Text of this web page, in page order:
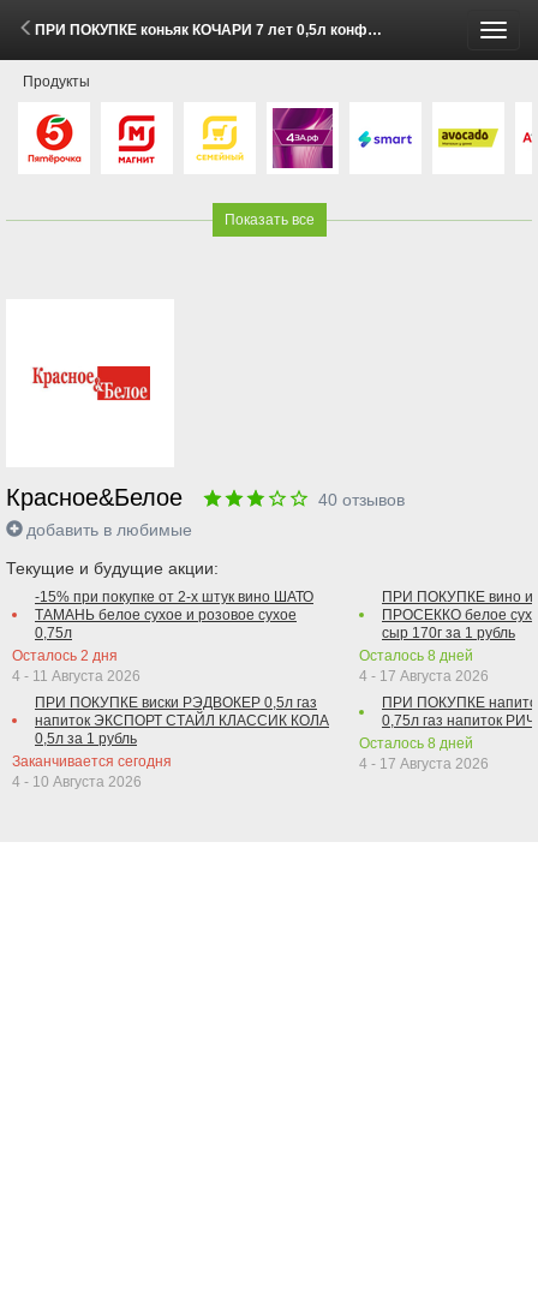
ПРИ ПОКУПКЕ коньяк КОЧАРИ 7 лет 0,5л конфеты АДЕЛЬ с миндалем 150г за 1 рубль (5 - 11 Мая 2026)
Продукты
Показать все
Красное&Белое 40 отзывов
добавить в любимые
Текущие и будущие акции:
-15% при покупке от 2-х штук вино ШАТО
ТАМАНЬ белое сухое и розовое сухое
0,75л
Осталось 2 дня
4 - 11 Августа 2026
ПРИ ПОКУПКЕ виски РЭДВОКЕР 0,5л газ
напиток ЭКСПОРТ СТАЙЛ КЛАССИК КОЛА
0,5л за 1 рубль
Заканчивается сегодня
4 - 10 Августа 2026
ПРИ ПОКУПКЕ вино
ПРОСЕККО белое
сыр 170г за 1 рубль
Осталось 8 дней
4 - 17 Августа 2026
ПРИ ПОКУПКЕ
0,75л газ напиток
Осталось 8 дней
4 - 17 Августа 2026